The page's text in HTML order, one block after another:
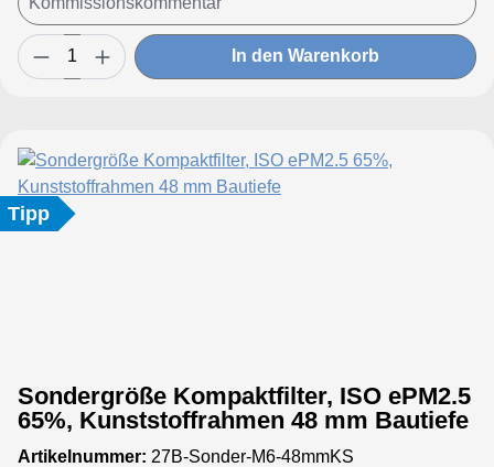
In den Warenkorb
Tipp
Sondergröße Kompaktfilter, ISO ePM2.5
65%, Kunststoffrahmen 48 mm Bautiefe
Artikelnummer: 27B-Sonder-M6-48mmKS